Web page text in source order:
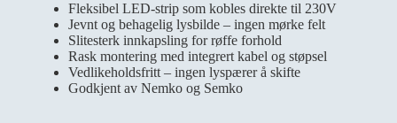
Fleksibel LED-strip som kobles direkte til 230V
Jevnt og behagelig lysbilde – ingen mørke felt
Slitesterk innkapsling for røffe forhold
Rask montering med integrert kabel og støpsel
Vedlikeholdsfritt – ingen lyspærer å skifte
Godkjent av Nemko og Semko